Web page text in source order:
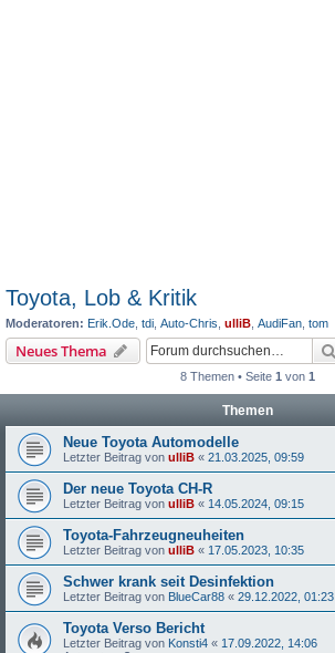
Toyota, Lob & Kritik
Moderatoren: Erik.Ode tdi Auto-Chris ulliB AudiFan tom
Neues Thema
8 Themen • Seite 1 von 1
Themen
Neue Toyota Automodelle
Letzter Beitrag von ulliB « 21.03.2025, 09:59
Der neue Toyota CH-R
Letzter Beitrag von ulliB « 14.05.2024, 09:15
Toyota-Fahrzeugneuheiten
Letzter Beitrag von ulliB « 17.05.2023, 10:35
Schwer krank seit Desinfektion
Letzter Beitrag von BlueCar88 « 29.12.2022, 01:23
Toyota Verso Bericht
Letzter Beitrag von Konsti4 « 17.09.2022, 14:06